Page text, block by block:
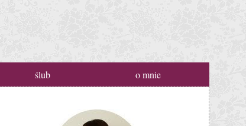
ślub o mnie